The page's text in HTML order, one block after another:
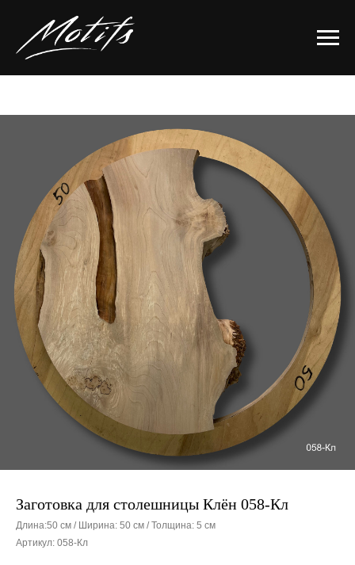
Заготовка для столешницы Клён 058-Кл
Длина:50 см / Ширина: 50 см / Толщина: 5 см
Артикул: 058-Кл